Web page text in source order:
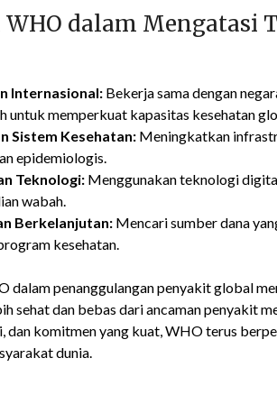
dalam Mengatasi
Internasional: Bekerja sama dengan
untuk memperkuat kapasitas kesehatan
Sistem Kesehatan: Meningkatkan
epidemiologis.
Teknologi: Menggunakan teknologi
wabah.
Berkelanjutan: Mencari sumber dana
kesehatan.
dalam penanggulangan penyakit global
sehat dan bebas dari ancaman penyakit
dan komitmen yang kuat, WHO terus
dunia.